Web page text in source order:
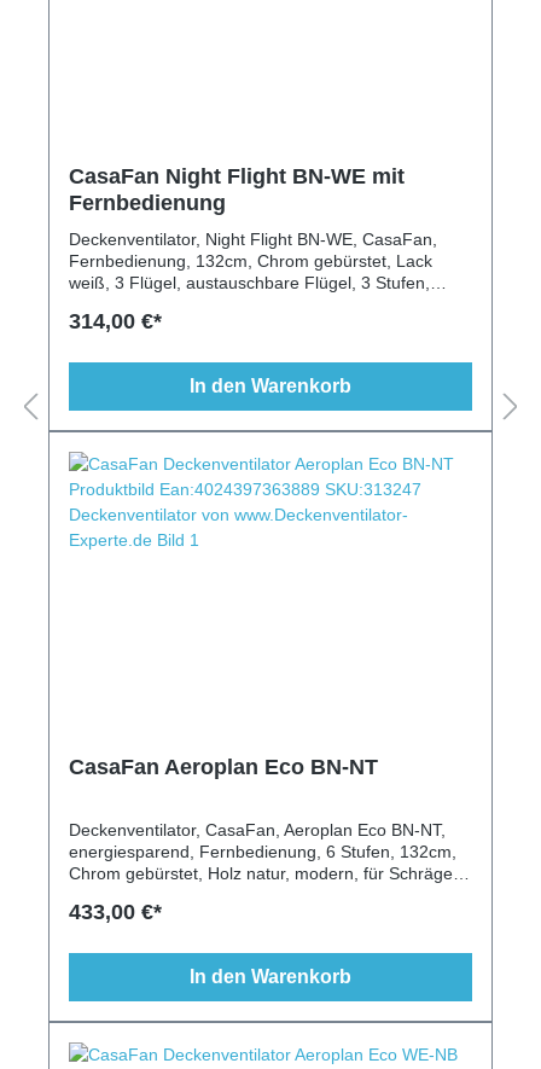
CasaFan Night Flight BN-WE mit
Fernbedienung
Deckenventilator, Night Flight BN-WE, CasaFan,
Fernbedienung, 132cm, Chrom gebürstet, Lack
weiß, 3 Flügel, austauschbare Flügel, 3 Stufen,
25m²
314,00 €*
In den Warenkorb
CasaFan Aeroplan Eco BN-NT
Deckenventilator, CasaFan, Aeroplan Eco BN-NT,
energiesparend, Fernbedienung, 6 Stufen, 132cm,
Chrom gebürstet, Holz natur, modern, für Schrägen
433,00 €*
In den Warenkorb